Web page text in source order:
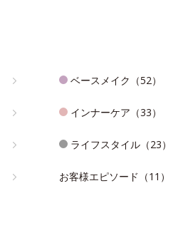
ベースメイク（52）
インナーケア（33）
ライフスタイル（23）
お客様エピソード（11）